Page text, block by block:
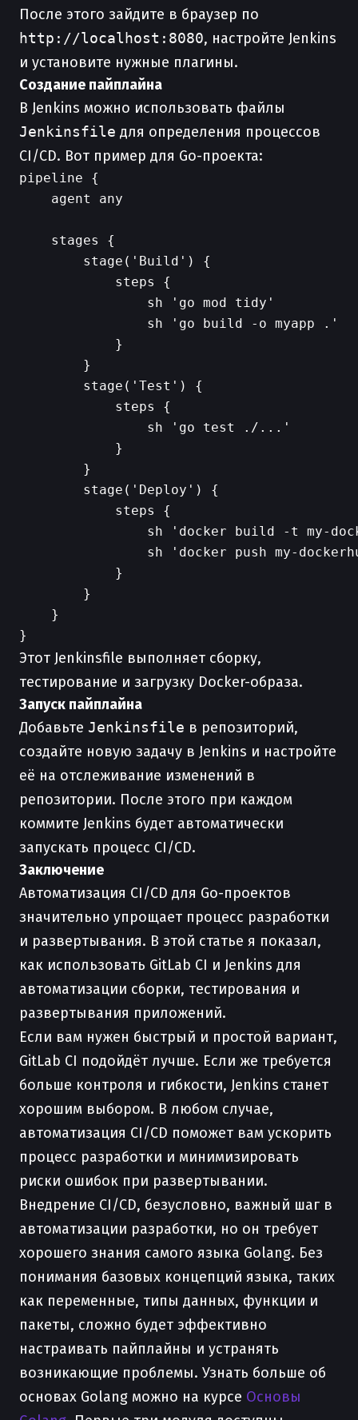
После этого зайдите в браузер по
http://localhost:8080, настройте Jenkins
и установите нужные плагины.
Создание пайплайна
В Jenkins можно использовать файлы
Jenkinsfile для определения процессов
CI/CD. Вот пример для Go-проекта:
pipeline {
    agent any
    stages {
        stage('Build') {
            steps {
                sh 'go mod tidy'
                sh 'go build -o myapp .'
            }
        }
        stage('Test') {
            steps {
                sh 'go test ./...'
            }
        }
        stage('Deploy') {
            steps {
sh 'docker build -t my-
sh 'docker push my-
            }
        }
    }
Этот Jenkinsfile выполняет сборку,
тестирование и загрузку Docker-образа.
Запуск пайплайна
Добавьте Jenkinsfile в репозиторий,
создайте новую задачу в Jenkins и настройте
её на отслеживание изменений в
репозитории. После этого при каждом
коммите Jenkins будет автоматически
запускать процесс CI/CD.
Заключение
Автоматизация CI/CD для Go-проектов
значительно упрощает процесс разработки
и развертывания. В этой статье я показал,
как использовать GitLab CI и Jenkins для
автоматизации сборки, тестирования и
развертывания приложений.
Если вам нужен быстрый и простой вариант,
GitLab CI подойдёт лучше. Если же требуется
больше контроля и гибкости, Jenkins станет
хорошим выбором. В любом случае,
автоматизация CI/CD поможет вам ускорить
процесс разработки и минимизировать
риски ошибок при развертывании.
Внедрение CI/CD, безусловно, важный шаг в
автоматизации разработки, но он требует
хорошего знания самого языка Golang. Без
понимания базовых концепций языка, таких
как переменные, типы данных, функции и
пакеты, сложно будет эффективно
настраивать пайплайны и устранять
возникающие проблемы. Узнать больше об
основах Golang можно на курсе Основы